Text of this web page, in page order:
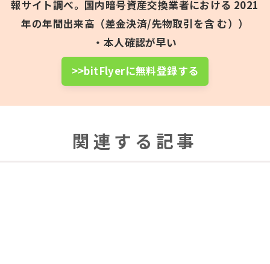
報サイト調べ。国内暗号資産交換業者における 2021
年の年間出来高（差金決済/先物取引を含 む））
・本人確認が早い
>>bitFlyerに無料登録する
関連する記事